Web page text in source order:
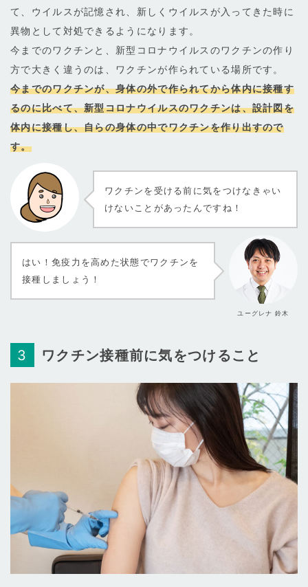
て、ウイルスが記憶され、新しくウイルスが入ってきた時に
異物として対処できるようになります。
今までのワクチンと、新型コロナウイルスのワクチンの作り
方で大きく違うのは、ワクチンが作られている場所です。
今までのワクチンが、身体の外で作られてから体内に接種す
るのに比べて、新型コロナウイルスのワクチンは、設計図を
体内に接種し、自らの身体の中でワクチンを作り出すので
す。
ワクチンを受ける前に気をつけなきゃい
けないことがあったんですね！
ユーグレナ 鈴木
はい！免疫力を高めた状態でワクチンを
接種しましょう！
ワクチン接種前に気をつけること